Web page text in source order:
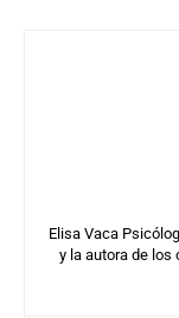
Elisa Vaca
y la autora de los